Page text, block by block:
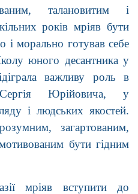
талановитим і
років мріяв бути
і морально готував себе
юного десантника у
важливу роль в
Юрійовича, у
і людських якостей.
загартованим,
бути гідним
мріяв вступити до